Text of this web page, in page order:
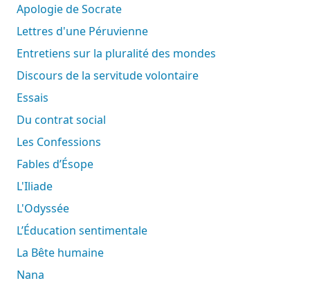
Apologie de Socrate
Lettres d'une Péruvienne
Entretiens sur la pluralité des mondes
Discours de la servitude volontaire
Essais
Du contrat social
Les Confessions
Fables d’Ésope
L'Iliade
L'Odyssée
L’Éducation sentimentale
La Bête humaine
Nana